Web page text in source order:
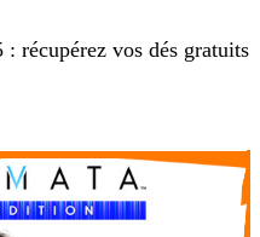
récupérez vos dés gratuits